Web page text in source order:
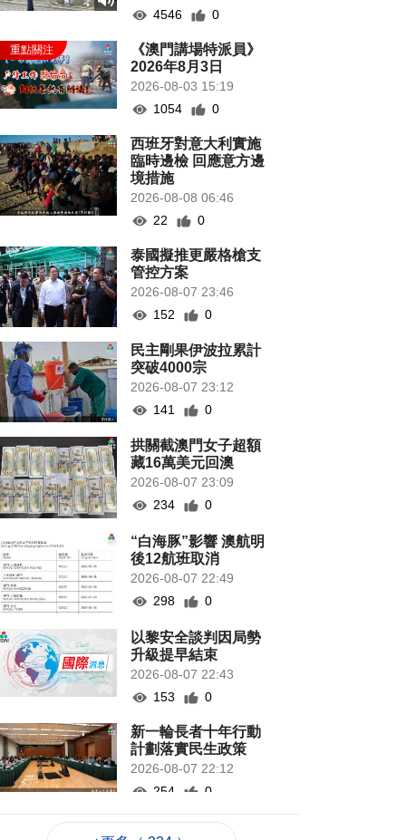
4546
0
《澳門講場特派員》
2026年8月3日
2026-08-03 15:19
1054
0
西班牙對意大利實施
臨時邊檢 回應意方邊
境措施
2026-08-08 06:46
22
0
泰國擬推更嚴格槍支
管控方案
2026-08-07 23:46
152
0
民主剛果伊波拉累計
突破4000宗
2026-08-07 23:12
141
0
拱關截澳門女子超額
藏16萬美元回澳
2026-08-07 23:09
234
0
“白海豚”影響 澳航明
後12航班取消
2026-08-07 22:49
298
0
以黎安全談判因局勢
升級提早結束
2026-08-07 22:43
153
0
新一輪長者十年行動
計劃落實民生政策
2026-08-07 22:12
254
0